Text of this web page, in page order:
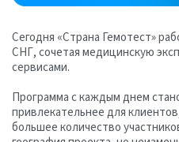
Сегодня «Страна Гемотест»
СНГ, сочетая медицинскую
сервисами.
Программа с каждым днем
привлекательнее для
большее количество